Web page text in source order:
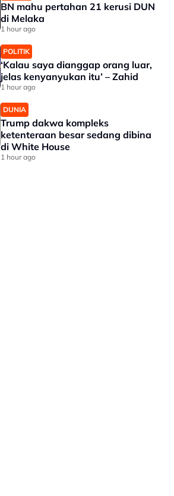
BN mahu pertahan 21 kerusi DUN
di Melaka
1 hour ago
POLITIK
‘Kalau saya dianggap orang luar,
jelas kenyanyukan itu’ – Zahid
1 hour ago
DUNIA
Trump dakwa kompleks
ketenteraan besar sedang dibina
di White House
1 hour ago